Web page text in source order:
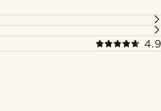
4.9